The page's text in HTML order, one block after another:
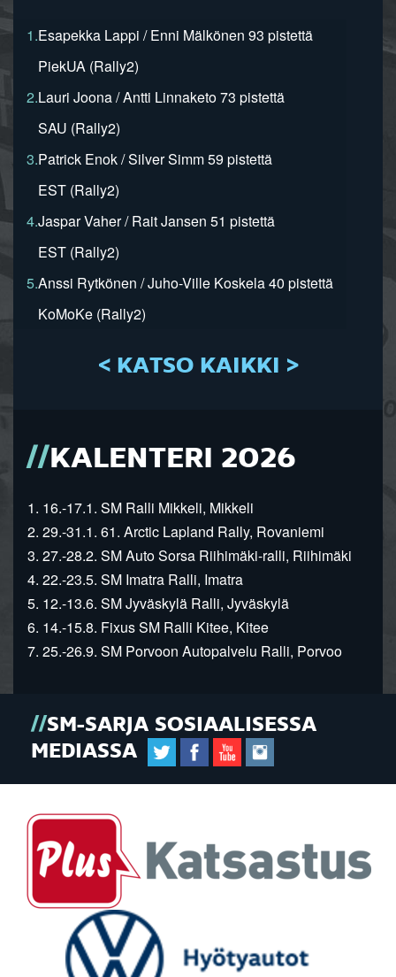
1.Esapekka Lappi / Enni Mälkönen 93 pistettä
PiekUA (Rally2)
2.Lauri Joona / Antti Linnaketo 73 pistettä
SAU (Rally2)
3.Patrick Enok / Silver Simm 59 pistettä
EST (Rally2)
4.Jaspar Vaher / Rait Jansen 51 pistettä
EST (Rally2)
5.Anssi Rytkönen / Juho-Ville Koskela 40 pistettä
KoMoKe (Rally2)
< KATSO KAIKKI >
KALENTERI 2026
1. 16.-17.1. SM Ralli Mikkeli, Mikkeli
2. 29.-31.1. 61. Arctic Lapland Rally, Rovaniemi
3. 27.-28.2. SM Auto Sorsa Riihimäki-ralli, Riihimäki
4. 22.-23.5. SM Imatra Ralli, Imatra
5. 12.-13.6. SM Jyväskylä Ralli, Jyväskylä
6. 14.-15.8. Fixus SM Ralli Kitee, Kitee
7. 25.-26.9. SM Porvoon Autopalvelu Ralli, Porvoo
SM-SARJA SOSIAALISESSA
MEDIASSA